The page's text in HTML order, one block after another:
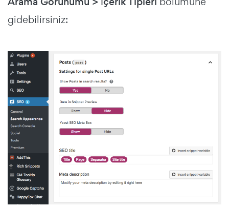
gidebilirsiniz: